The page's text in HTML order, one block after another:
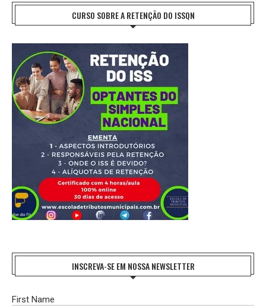
CURSO SOBRE A RETENÇÃO DO ISSQN
INSCREVA-SE EM NOSSA NEWSLETTER
First Name